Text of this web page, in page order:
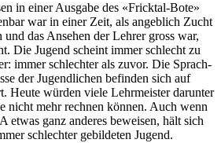
in einer Ausgabe des «Fricktal-Bote»
war in einer Zeit, als angeblich Zucht
das Ansehen der Lehrer gross war,
Die Jugend scheint immer schlecht zu
immer schlechter als zuvor. Die Sprach-
der Jugendlichen befinden sich auf
Heute würden viele Lehrmeister darunter
nicht mehr rechnen können. Auch wenn
etwas ganz anderes beweisen, hält sich
schlechter gebildeten Jugend.